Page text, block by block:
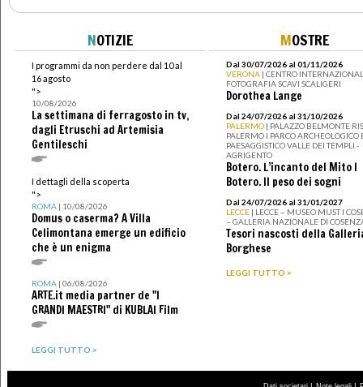
NOTIZIE
I programmi da non perdere dal 10 al
16 agosto
">
10/08/2026
La settimana di ferragosto in tv,
dagli Etruschi ad Artemisia
Gentileschi
I dettagli della scoperta
">
ROMA| 10/08/2026
Domus o caserma? A Villa
Celimontana emerge un edificio
che è un enigma
ROMA| 06/08/2026
ARTE.it media partner de "I
GRANDI MAESTRI" di KUBLAI Film
LEGGI TUTTO >
MOSTRE
Dal 30/07/2026 al 01/11/2026
VERONA | CENTRO
FOTOGRAFIA SCAVI SCALIGERI
Dorothea Lange
Dal 24/07/2026 al 31/10/2026
PALERMO | PALAZZO BELMONTE
PALERMO I PARCO ARCHEOLOGICO
PAESAGGISTICO VALLE DEI TEMPLI -
AGRIGENTO
Botero. L’incanto del Mito I
Botero. Il peso dei sogni
Dal 24/07/2026 al 31/01/2027
LECCE | LECCE – MUSEO MUST I
– GALLERIA NAZIONALE DI
Tesori nascosti della
Borghese
LEGGI TUTTO >